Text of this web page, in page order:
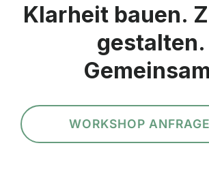
Klarheit bauen.
gestalten.
WORKSHOP